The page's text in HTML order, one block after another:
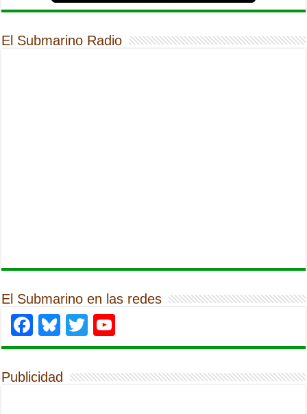
El Submarino Radio
El Submarino en las redes
Facebook
Bluesky
Twitter
Publicidad